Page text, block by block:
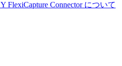
FlexiCapture Connector について